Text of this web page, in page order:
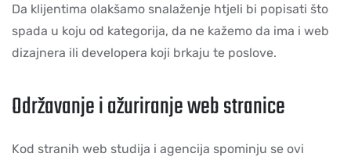
Da klijentima olakšamo snalaženje htjeli bi popisati što
spada u koju od kategorija, da ne kažemo da ima i web
dizajnera ili developera koji brkaju te poslove.
Održavanje i ažuriranje web stranice
Kod stranih web studija i agencija spominju se ovi